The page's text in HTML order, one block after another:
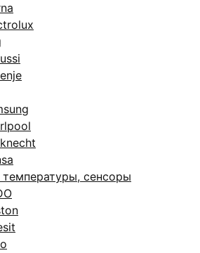
сенсоры